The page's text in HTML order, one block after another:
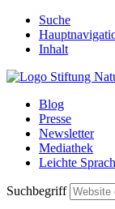
Suche
Inhalt
Blog
Presse
Newsletter
Mediathek
Leichte
Suchbegriff